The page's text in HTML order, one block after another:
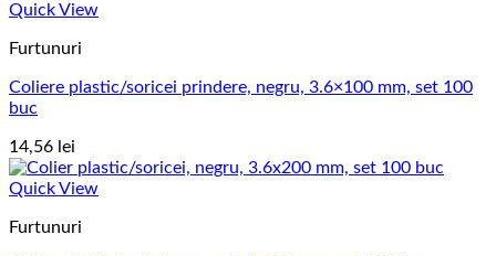
Quick View
Furtunuri
Coliere plastic/soricei prindere, negru, 3.6×100 mm, set 100
buc
14,56 lei
Quick View
Furtunuri